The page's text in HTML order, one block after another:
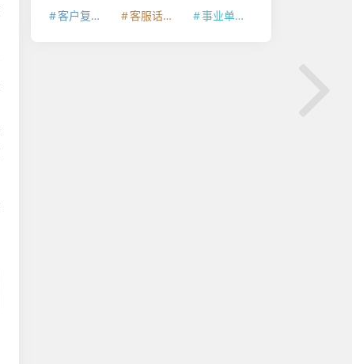
客户复访话务质检系统
客服话术话务质检平台 事业单位话术质检系统